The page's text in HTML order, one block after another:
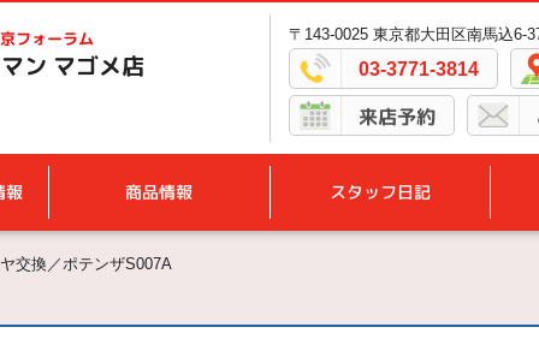
フォーラム
ン マゴメ店
〒143-0025 東京都大田区南馬込6-
03-3771-3814
来店予約
報 商品情報 スタッフ日記
交換／ポテンザS007A